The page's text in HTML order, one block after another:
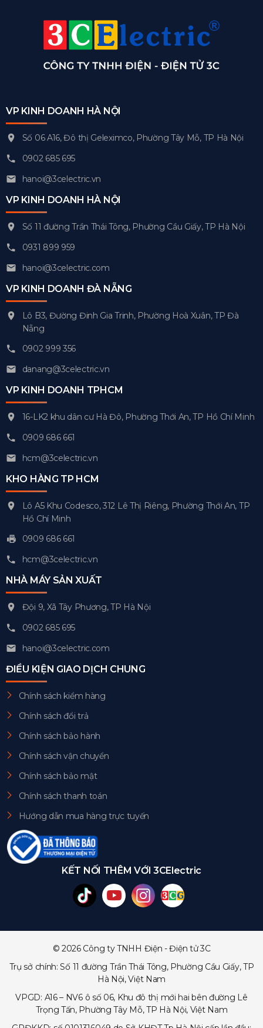
VP KINH DOANH HÀ NỘI
Số 06 A16, Đô thị Geleximco, Phường Tây Mỗ, TP Hà Nội
0902 685 695
hanoi@3celectric.vn
VP KINH DOANH HÀ NỘI
Số 11 đường Trần Thái Tông, Phường Cầu Giấy, TP Hà Nội
0931 899 959
hanoi@3celectric.com
VP KINH DOANH ĐÀ NẴNG
Lô B3, Đường Đinh Gia Trinh, Phường Hoà Xuân, TP Đà
Nẵng
0902 999 356
danang@3celectric.vn
VP KINH DOANH TPHCM
16-LK2 khu dân cư Hà Đô, Phường Thới An, TP Hồ Chí Minh
0909 686 661
hcm@3celectric.vn
KHO HÀNG TP HCM
Lô A5 Khu Codesco, 312 Lê Thị Riêng, Phường Thới An, TP
Hồ Chí Minh
0909 686 661
hcm@3celectric.vn
NHÀ MÁY SẢN XUẤT
Đội 9, Xã Tây Phương, TP Hà Nội
0902 685 695
hanoi@3celectric.com
ĐIỀU KIỆN GIAO DỊCH CHUNG
Chính sách kiểm hàng
Chính sách đổi trả
Chính sách bảo hành
Chính sách vận chuyển
Chính sách bảo mật
Chính sách thanh toán
Hướng dẫn mua hàng trực tuyến
KẾT NỐI THÊM VỚI 3CElectric
© 2026 Công ty TNHH Điện - Điện tử 3C
Trụ sở chính: Số 11 đường Trần Thái Tông, Phường Cầu Giấy, TP
Hà Nội, Việt Nam
VPGD: A16 – NV6 ô số 06, Khu đô thị mới hai bên đường Lê
Trọng Tấn, Phường Tây Mỗ, TP Hà Nội, Việt Nam